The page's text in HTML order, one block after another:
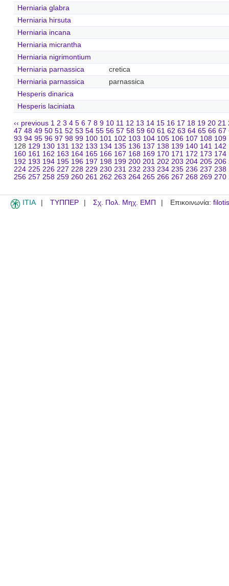
Herniaria glabra
Herniaria hirsuta
Herniaria incana
Herniaria micrantha
Herniaria nigrimontium
Herniaria parnassica
cretica
Herniaria parnassica
parnassica
Hesperis dinarica
Hesperis laciniata
‹‹ previous 1 2 3 4 5 6 7 8 9 10 11 12 13 14 15 16 17 18 19 20 21
47 48 49 50 51 52 53 54 55 56 57 58 59 60 61 62 63 64 65 66 67
93 94 95 96 97 98 99 100 101 102 103 104 105 106 107 108 109
128 129 130 131 132 133 134 135 136 137 138 139 140 141 142
160 161 162 163 164 165 166 167 168 169 170 171 172 173 174
192 193 194 195 196 197 198 199 200 201 202 203 204 205 206
224 225 226 227 228 229 230 231 232 233 234 235 236 237 238
256 257 258 259 260 261 262 263 264 265 266 267 268 269 270
ITIA ΤΥΠΠΕΡ Σχ. Πολ. Μηχ. ΕΜΠ Επικοινωνία: